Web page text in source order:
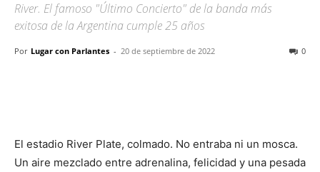
River. El famoso "Último Concierto" de la banda más
exitosa de la Argentina cumple 25 años
Por Lugar con Parlantes - 20 de septiembre de 2022 0
El estadio River Plate, colmado. No entraba ni un mosca.
Un aire mezclado entre adrenalina, felicidad y una pesada